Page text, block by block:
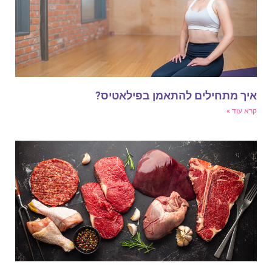
מתחילים להתאמן בפילאטיס?
עוד »